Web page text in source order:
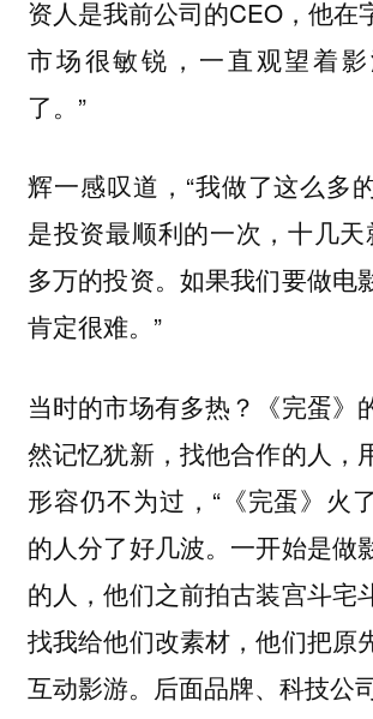
资人是我前公司的CEO，他在
市场很敏锐，一直观望着
了。”
辉一感叹道，“我做了这么多
是投资最顺利的一次，十几
多万的投资。如果我们要做电
肯定很难。”
当时的市场有多热？《完蛋》
然记忆犹新，找他合作的人，
形容仍不为过，“《完蛋》火
的人分了好几波。一开始是做
的人，他们之前拍古装宫斗宅
找我给他们改素材，他们把原
互动影游。后面品牌、科技公